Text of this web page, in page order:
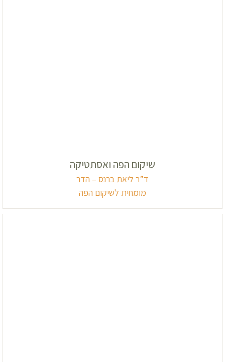
שיקום הפה ואסתטיקה
ד”ר ליאת ברנס – הדר
מומחית לשיקום הפה